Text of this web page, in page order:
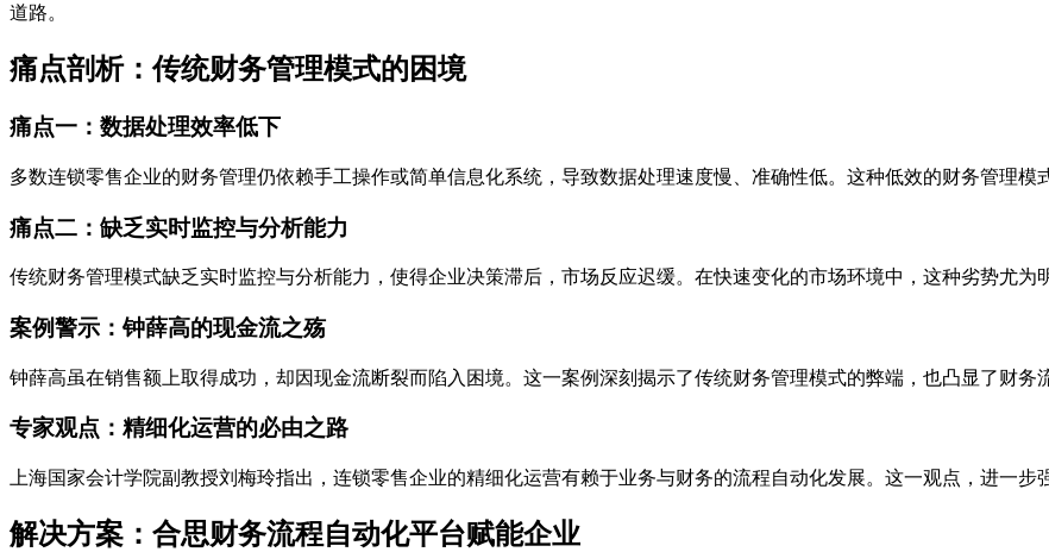
道路。
痛点剖析：传统财务管理模式的困境
痛点一：数据处理效率低下
多数连锁零售企业的财务管理仍依赖手工操作或简单信息化系统，导致数据处理速度慢、准确性低。这种低效的财务管理模
痛点二：缺乏实时监控与分析能力
传统财务管理模式缺乏实时监控与分析能力，使得企业决策滞后，市场反应迟缓。在快速变化的市场环境中，这种劣势尤为
案例警示：钟薛高的现金流之殇
钟薛高虽在销售额上取得成功，却因现金流断裂而陷入困境。这一案例深刻揭示了传统财务管理模式的弊端，也凸显了财务
专家观点：精细化运营的必由之路
上海国家会计学院副教授刘梅玲指出，连锁零售企业的精细化运营有赖于业务与财务的流程自动化发展。这一观点，进一步
解决方案：合思财务流程自动化平台赋能企业